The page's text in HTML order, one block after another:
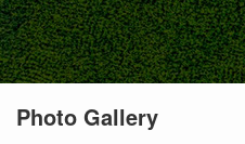
Photo Gallery